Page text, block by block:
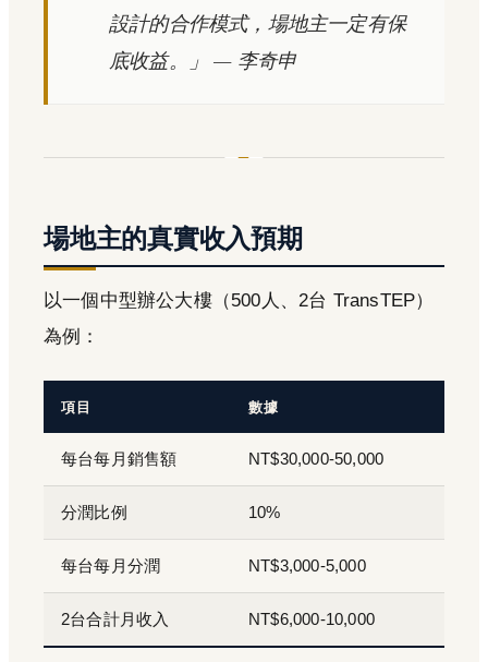
設計的合作模式，場地主一定有保
底收益。」 — 李奇申
場地主的真實收入預期
以一個中型辦公大樓（500人、2台 TransTEP）
為例：
項目 數據
每台每月銷售額 NT$30,000-50,000
分潤比例 10%
每台每月分潤 NT$3,000-5,000
2台合計月收入 NT$6,000-10,000